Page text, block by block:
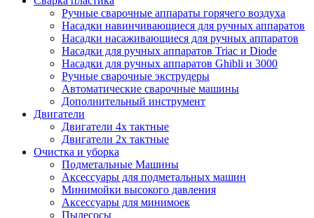
Ручные сварочные аппараты горячего воздуха
Насадки навинчивающиеся для ручных аппаратов
Насадки насаживающиеся для ручных аппаратов
Насадки для ручных аппаратов Triac и Diode
Насадки для ручных аппаратов Ghibli и 3000
Ручные сварочные экструдеры
Автоматические сварочные машины
Дополнительный инструмент
Двигатели
Двигатели 4х тактные
Двигатели 2х тактные
Очистка и уборка
Подметальные Машины
Аксессуары для подметальных машин
Минимойки высокого давления
Аксессуары для минимоек
Пылесосы